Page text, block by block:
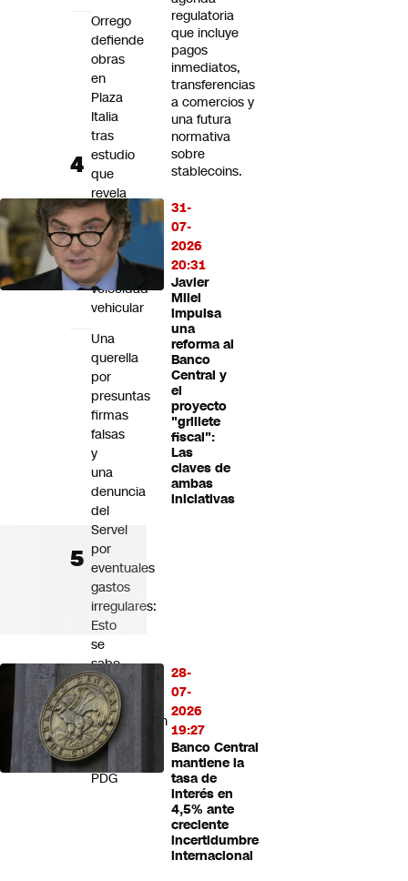
regulatoria
que incluye
pagos
inmediatos,
transferencias
a comercios y
una futura
normativa
sobre
stablecoins.
31-
07-
2026
20:31
Javier
Milei
impulsa
una
reforma al
Banco
Central y
el
proyecto
"grillete
fiscal":
Las
claves de
ambas
iniciativas
28-
07-
2026
19:27
Banco Central
mantiene la
tasa de
interés en
4,5% ante
creciente
incertidumbre
internacional
Orrego
defiende
obras
en
Plaza
Italia
tras
estudio
que
revela
caída
de
67%
en
velocidad
vehicular
Una
querella
por
presuntas
firmas
falsas
y
una
denuncia
del
Servel
por
eventuales
gastos
irregulares:
Esto
se
sabe
de
la
investigación
contra
el
PDG